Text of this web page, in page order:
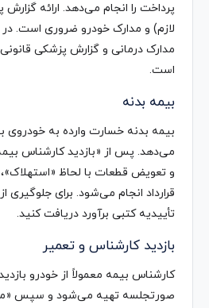
پرداخت را انجام می‌دهد. ارائه
لازم) و مدارک خودرو ضروری است. در
مدارک درمانی و گزارش پزشکی قانونی
است.
بیمه بدنه
بیمه بدنه خسارت وارده به خودروی
می‌دهد. پس از «بازدید کارشناس
و تعویض قطعات با لحاظ «استهلاک»،
قرارداد انجام می‌شود. برای جلوگیری
تأییدیه کتبی برآورد دریافت کنید.
بازدید کارشناس و تعمیر
کارشناس بیمه معمولاً از خودرو
صورتجلسه تهیه می‌شود و سپس